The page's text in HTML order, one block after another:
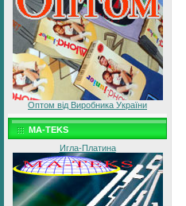
Оптом від Виробника України
MA-TEKS
Игла-Платина